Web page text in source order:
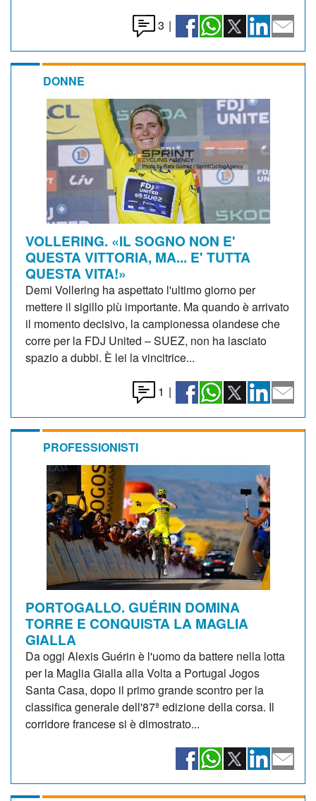
3 |
DONNE
VOLLERING. «IL SOGNO NON E'
QUESTA VITTORIA, MA... E' TUTTA
QUESTA VITA!»
Demi Vollering ha aspettato l'ultimo giorno per
mettere il sigillo più importante. Ma quando è arrivato
il momento decisivo, la campionessa olandese che
corre per la FDJ United – SUEZ, non ha lasciato
spazio a dubbi. È lei la vincitrice...
1 |
PROFESSIONISTI
PORTOGALLO. GUÉRIN DOMINA
TORRE E CONQUISTA LA MAGLIA
GIALLA
Da oggi Alexis Guérin è l'uomo da battere nella lotta
per la Maglia Gialla alla Volta a Portugal Jogos
Santa Casa, dopo il primo grande scontro per la
classifica generale dell'87ª edizione della corsa. Il
corridore francese si è dimostrato...